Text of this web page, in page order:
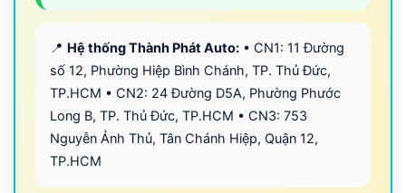
📍 Hệ thống Thành Phát Auto: • CN1: 11 Đường
số 12, Phường Hiệp Bình Chánh, TP. Thủ Đức,
TP.HCM • CN2: 24 Đường D5A, Phường Phước
Long B, TP. Thủ Đức, TP.HCM • CN3: 753
Nguyễn Ảnh Thủ, Tân Chánh Hiệp, Quận 12,
TP.HCM